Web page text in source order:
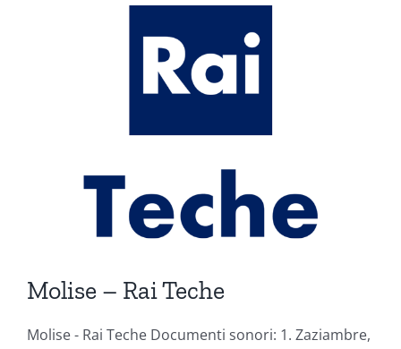
Molise – Rai Teche
Molise - Rai Teche Documenti sonori: 1. Zaziambre,